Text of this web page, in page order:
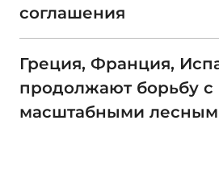
соглашения
Греция, Франция,
продолжают борьбу с
масштабными